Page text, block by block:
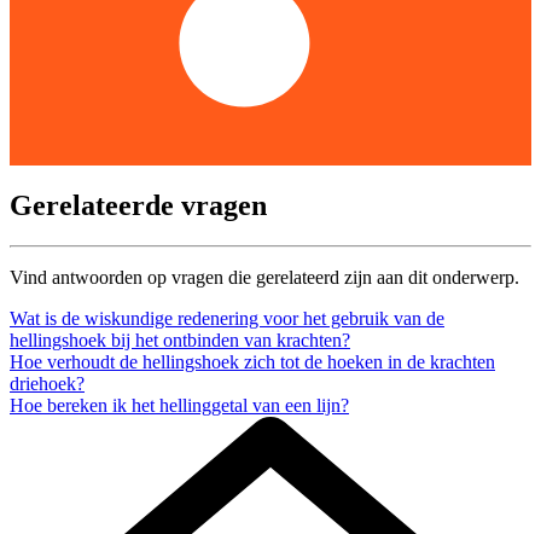
Gerelateerde vragen
Vind antwoorden op vragen die gerelateerd zijn aan dit onderwerp.
Wat is de wiskundige redenering voor het gebruik van de
hellingshoek bij het ontbinden van krachten?
Hoe verhoudt de hellingshoek zich tot de hoeken in de krachten
driehoek?
Hoe bereken ik het hellinggetal van een lijn?